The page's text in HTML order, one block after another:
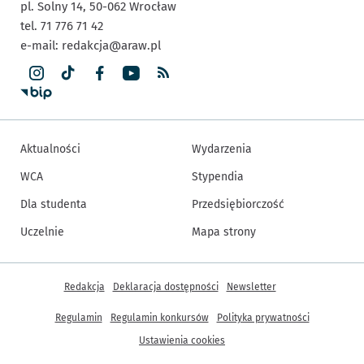
pl. Solny 14, 50-062 Wrocław
tel. 71 776 71 42
e-mail: redakcja@araw.pl
Aktualności
WCA
Dla studenta
Uczelnie
Wydarzenia
Stypendia
Przedsiębiorczość
Mapa strony
Inne informacje
Redakcja Deklaracja dostępności Newsletter
Regulamin Regulamin konkursów
Polityka prywatności
Ustawienia cookies